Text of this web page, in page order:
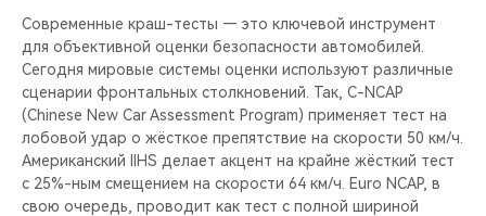
Современные краш-тесты — это ключевой инструмент
для объективной оценки безопасности автомобилей.
Сегодня мировые системы оценки используют различные
сценарии фронтальных столкновений. Так, C-NCAP
(Chinese New Car Assessment Program) применяет тест на
лобовой удар о жёсткое препятствие на скорости 50 км/ч.
Американский IIHS делает акцент на крайне жёсткий тест
с 25%-ным смещением на скорости 64 км/ч. Euro NCAP, в
свою очередь, проводит как тест с полной шириной